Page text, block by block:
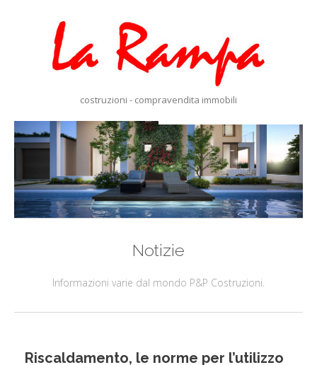
costruzioni - compravendita immobili
Notizie
Informazioni varie dal mondo P&P Costruzioni.
Riscaldamento, le norme per l’utilizzo